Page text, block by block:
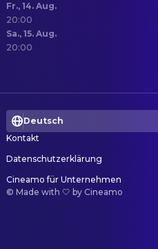
Fr., 14. Aug.
20:00
Sa., 15. Aug.
20:00
Deutsch
Kontakt
Datenschutzerklärung
Cineamo für Unternehmen
© Made with 🤍 by Cineamo